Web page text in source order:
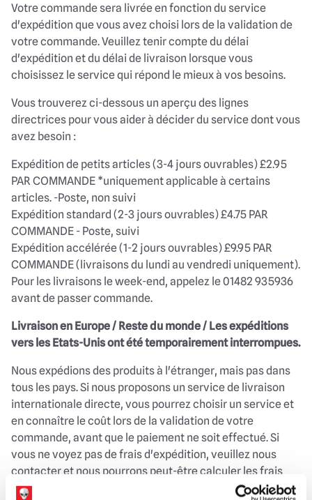
Votre commande sera livrée en fonction du service
d'expédition que vous avez choisi lors de la validation de
votre commande. Veuillez tenir compte du délai
d'expédition et du délai de livraison lorsque vous
choisissez le service qui répond le mieux à vos besoins.
Vous trouverez ci-dessous un aperçu des lignes
directrices pour vous aider à décider du service dont vous
avez besoin :
Expédition de petits articles (3-4 jours ouvrables) £2.95
PAR COMMANDE *uniquement applicable à certains
articles. -Poste, non suivi
Expédition standard (2-3 jours ouvrables) £4.75 PAR
COMMANDE - Poste, suivi
Expédition accélérée (1-2 jours ouvrables) £9.95 PAR
COMMANDE (livraisons du lundi au vendredi uniquement).
Pour les livraisons le week-end, appelez le 01482 935936
avant de passer commande.
Livraison en Europe / Reste du monde / Les expéditions
vers les Etats-Unis ont été temporairement interrompues.
Nous expédions des produits à l'étranger, mais pas dans
tous les pays. Si nous proposons un service de livraison
internationale directe, vous pourrez choisir un service et
en connaître le coût lors de la validation de votre
commande, avant que le paiement ne soit effectué. Si
vous ne voyez pas de frais d'expédition, veuillez nous
contacter et nous pourrons peut-être calculer les frais
d'expédition.